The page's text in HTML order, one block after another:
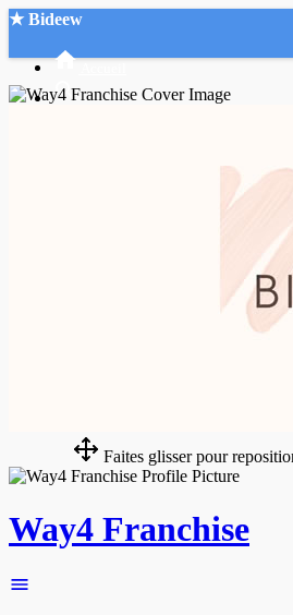
★ Bideew
Faites glisser pour
Way4 Franchise